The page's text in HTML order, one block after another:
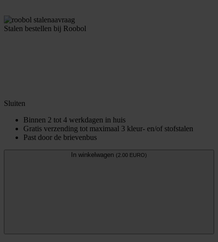
Stalen bestellen bij Roobol
Sluiten
Binnen 2 tot 4 werkdagen in huis
Gratis verzending tot maximaal 3 kleur- en/of stofstalen
Past door de brievenbus
In winkelwagen (2.00 EURO)